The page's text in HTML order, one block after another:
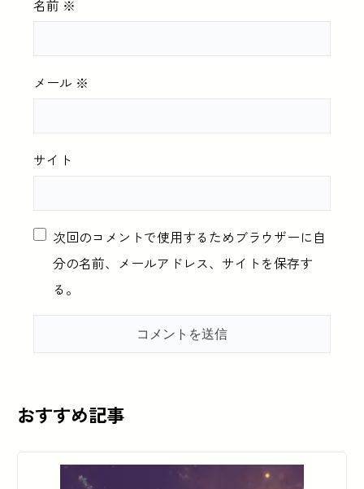
名前 ※
メール ※
サイト
次回のコメントで使用するためブラウザーに自
分の名前、メールアドレス、サイトを保存す
る。
おすすめ記事